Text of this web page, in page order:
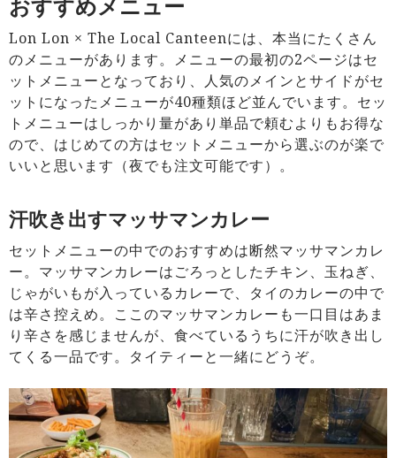
Lon Lon × The Local Canteenには、本当にたくさん
のメニューがあります。メニューの最初の2ページはセ
ットメニューとなっており、人気のメインとサイドがセ
ットになったメニューが40種類ほど並んでいます。セッ
トメニューはしっかり量があり単品で頼むよりもお得な
ので、はじめての方はセットメニューから選ぶのが楽で
いいと思います（夜でも注文可能です）。
汗吹き出すマッサマンカレー
セットメニューの中でのおすすめは断然マッサマンカレ
ー。マッサマンカレーはごろっとしたチキン、玉ねぎ、
じゃがいもが入っているカレーで、タイのカレーの中で
は辛さ控えめ。ここのマッサマンカレーも一口目はあま
り辛さを感じませんが、食べているうちに汗が吹き出し
てくる一品です。タイティーと一緒にどうぞ。